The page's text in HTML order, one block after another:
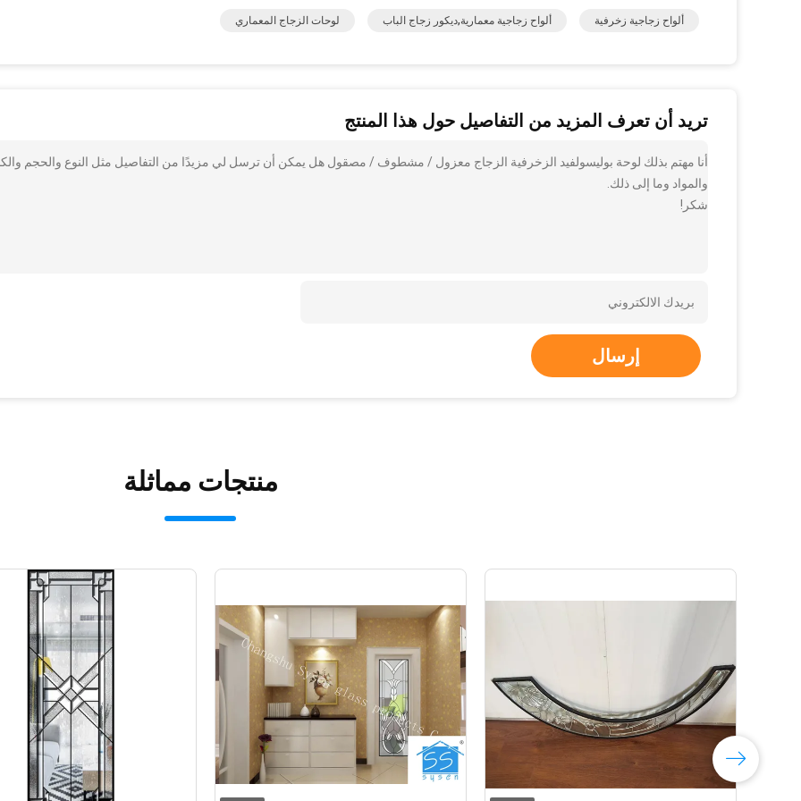
ألواح زجاجية زخرفية ألواح زجاجية معمارية,ديكور زجاج الباب لوحات الزجاج المعماري
تريد أن تعرف المزيد من التفاصيل حول هذا المنتج
أنا مهتم بذلك لوحة بوليسولفيد الزخرفية الزجاج معزول / مشطوف / مصقول هل يمكن أن ترسل لي مزيدًا من التفاصيل مثل النوع والحجم
والمواد وما إلى ذلك.
شكر!
إرسال
منتجات مماثلة